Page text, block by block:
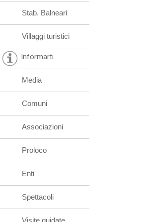
Stab. Balneari
Villaggi turistici
Informarti
Media
Comuni
Associazioni
Proloco
Enti
Spettacoli
Visite guidate